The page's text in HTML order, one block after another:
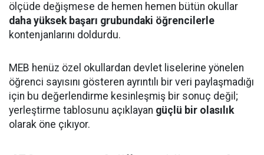
ölçüde değişmese de hemen hemen bütün okullar
daha yüksek başarı grubundaki öğrencilerle
kontenjanlarını doldurdu.
MEB henüz özel okullardan devlet liselerine yönelen
öğrenci sayısını gösteren ayrıntılı bir veri paylaşmadığı
için bu değerlendirme kesinleşmiş bir sonuç değil;
yerleştirme tablosunu açıklayan güçlü bir olasılık
olarak öne çıkıyor.